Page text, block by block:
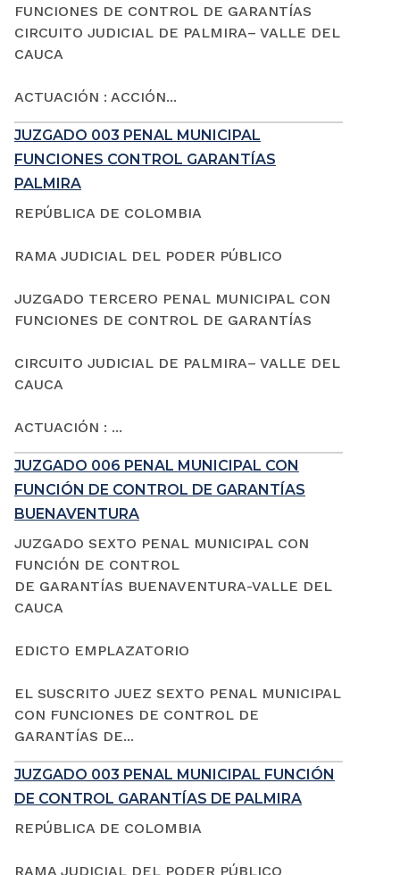
FUNCIONES DE CONTROL DE GARANTÍAS
CIRCUITO JUDICIAL DE PALMIRA– VALLE DEL
CAUCA
ACTUACIÓN : ACCIÓN...
JUZGADO 003 PENAL MUNICIPAL
FUNCIONES CONTROL GARANTÍAS
PALMIRA
REPÚBLICA DE COLOMBIA
RAMA JUDICIAL DEL PODER PÚBLICO
JUZGADO TERCERO PENAL MUNICIPAL CON
FUNCIONES DE CONTROL DE GARANTÍAS
CIRCUITO JUDICIAL DE PALMIRA– VALLE DEL
CAUCA
ACTUACIÓN : ...
JUZGADO 006 PENAL MUNICIPAL CON
FUNCIÓN DE CONTROL DE GARANTÍAS
BUENAVENTURA
JUZGADO SEXTO PENAL MUNICIPAL CON
FUNCIÓN DE CONTROL
DE GARANTÍAS BUENAVENTURA-VALLE DEL
CAUCA
EDICTO EMPLAZATORIO
EL SUSCRITO JUEZ SEXTO PENAL MUNICIPAL
CON FUNCIONES DE CONTROL DE
GARANTÍAS DE...
JUZGADO 003 PENAL MUNICIPAL FUNCIÓN
DE CONTROL GARANTÍAS DE PALMIRA
REPÚBLICA DE COLOMBIA
RAMA JUDICIAL DEL PODER PÚBLICO